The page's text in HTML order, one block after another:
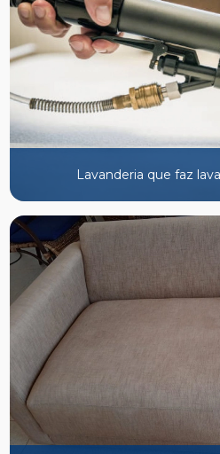
Lavanderia que faz